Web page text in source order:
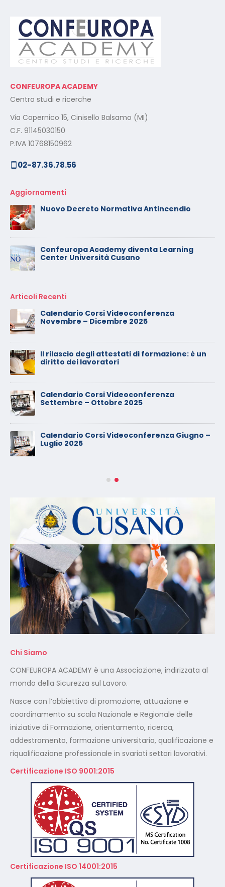
CONFEUROPA ACADEMY
Centro studi e ricerche
Via Copernico 15, Cinisello Balsamo (MI)
C.F. 91145030150
P.IVA 10768150962
02-87.36.78.56
Aggiornamenti
Nuovo Decreto Normativa Antincendio
Confeuropa Academy diventa Learning
Center Università Cusano
Articoli Recenti
Calendario Corsi Videoconferenza
Novembre – Dicembre 2025
Il rilascio degli attestati di formazione: è un
diritto dei lavoratori
Calendario Corsi Videoconferenza
Settembre – Ottobre 2025
Calendario Corsi Videoconferenza Giugno –
Luglio 2025
Chi Siamo
CONFEUROPA ACADEMY è una Associazione, indirizzata al
mondo della Sicurezza sul Lavoro.
Nasce con l’obbiettivo di promozione, attuazione e
coordinamento su scala Nazionale e Regionale delle
iniziative di Formazione, orientamento, ricerca,
addestramento, formazione universitaria, qualificazione e
riqualificazione professionale in svariati settori lavorativi.
Certificazione ISO 9001:2015
Certificazione ISO 14001:2015